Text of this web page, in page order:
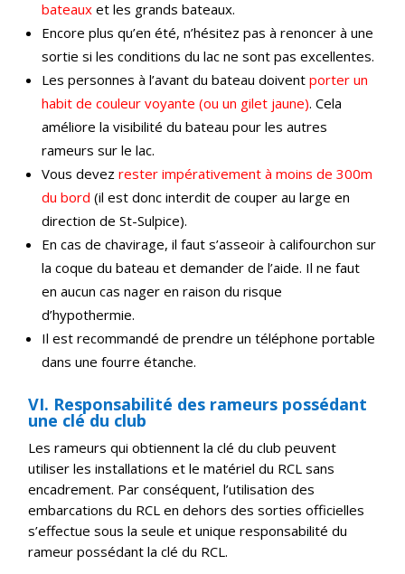
bateaux et les grands bateaux.
Encore plus qu’en été, n’hésitez pas à renoncer à une
sortie si les conditions du lac ne sont pas excellentes.
Les personnes à l’avant du bateau doivent porter un
habit de couleur voyante (ou un gilet jaune). Cela
améliore la visibilité du bateau pour les autres
rameurs sur le lac.
Vous devez rester impérativement à moins de 300m
du bord (il est donc interdit de couper au large en
direction de St-Sulpice).
En cas de chavirage, il faut s’asseoir à califourchon sur
la coque du bateau et demander de l’aide. Il ne faut
en aucun cas nager en raison du risque
d’hypothermie.
Il est recommandé de prendre un téléphone portable
dans une fourre étanche.
VI. Responsabilité des rameurs possédant
une clé du club
Les rameurs qui obtiennent la clé du club peuvent
utiliser les installations et le matériel du RCL sans
encadrement. Par conséquent, l’utilisation des
embarcations du RCL en dehors des sorties officielles
s’effectue sous la seule et unique responsabilité du
rameur possédant la clé du RCL.